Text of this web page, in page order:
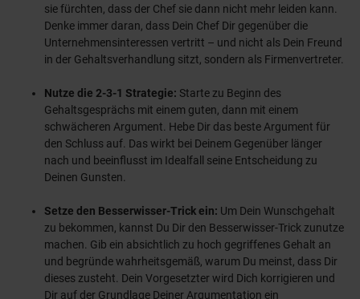
sie fürchten, dass der Chef sie dann nicht mehr leiden kann.
Denke immer daran, dass Dein Chef Dir gegenüber die
Unternehmensinteressen vertritt – und nicht als Dein Freund
in der Gehaltsverhandlung sitzt, sondern als Firmenvertreter.
Nutze die 2-3-1 Strategie: Starte zu Beginn des
Gehaltsgesprächs mit einem guten, dann mit einem
schwächeren Argument. Hebe Dir das beste Argument für
den Schluss auf. Das wirkt bei Deinem Gegenüber länger
nach und beeinflusst im Idealfall seine Entscheidung zu
Deinen Gunsten.
Setze den Besserwisser-Trick ein: Um Dein Wunschgehalt
zu bekommen, kannst Du Dir den Besserwisser-Trick zunutze
machen. Gib ein absichtlich zu hoch gegriffenes Gehalt an
und begründe wahrheitsgemäß, warum Du meinst, dass Dir
dieses zusteht. Dein Vorgesetzter wird Dich korrigieren und
Dir auf der Grundlage Deiner Argumentation ein